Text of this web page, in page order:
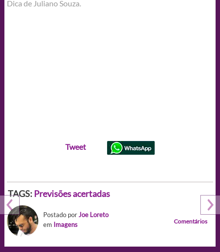
Dica de Juliano Souza.
Tweet
TAGS: Previsões acertadas
Postado porJoe Loreto
em Imagens Comentários